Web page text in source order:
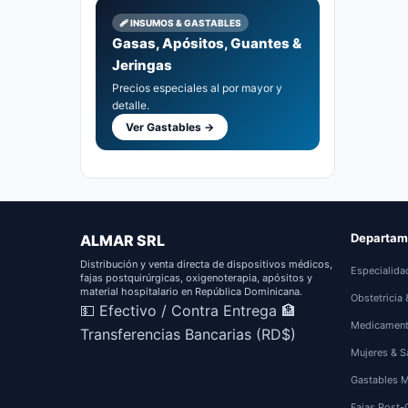
🩹 INSUMOS & GASTABLES
Gasas, Apósitos, Guantes &
Jeringas
Precios especiales al por mayor y
detalle.
Ver Gastables →
ALMAR SRL
Distribución y venta directa de dispositivos médicos,
fajas postquirúrgicas, oxigenoterapia, apósitos y
material hospitalario en República Dominicana.
💵 Efectivo / Contra Entrega 🏦
Transferencias Bancarias (RD$)
Obstetricia
Mujeres &
Gastables